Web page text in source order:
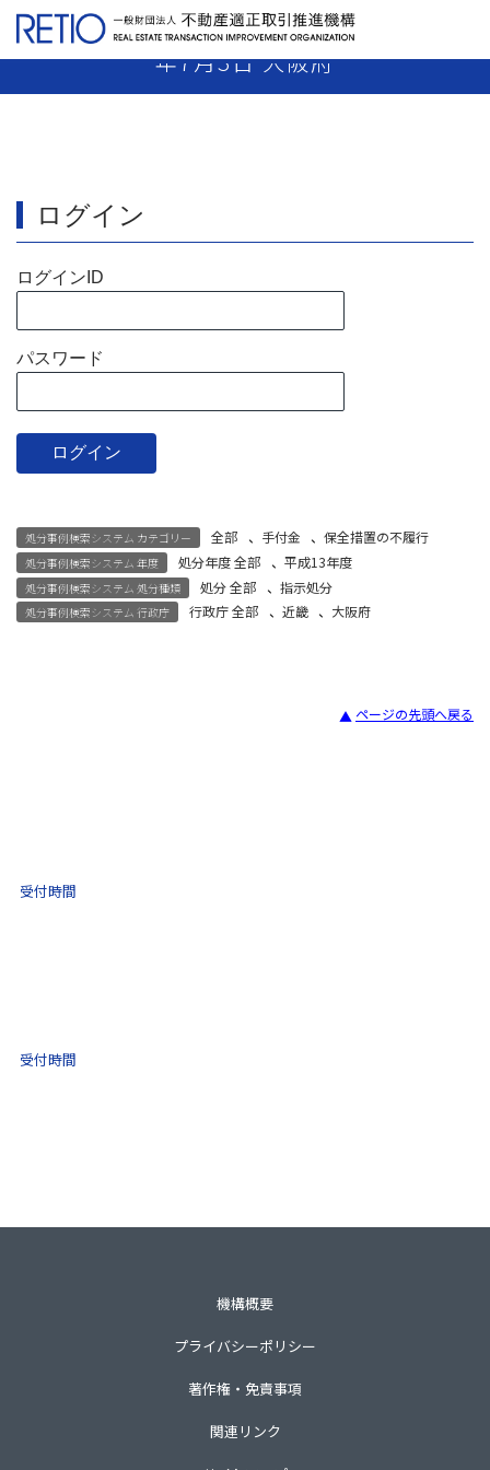
【13-11】 売主業者 指示処分 平成13
年7月3日 大阪府
ログイン
ログインID
パスワード
処分事例検索システム カテゴリー 全部 、 手付金 、保全措置の不履行
処分事例検索システム 年度 処分年度 全部 、 平成13年度
処分事例検索システム 処分種類 処分 全部 、 指示処分
処分事例検索システム 行政庁 行政庁 全部 、 近畿 、 大阪府
ページの先頭へ戻る
受付時間
受付時間
機構概要
プライバシーポリシー
著作権・免責事項
関連リンク